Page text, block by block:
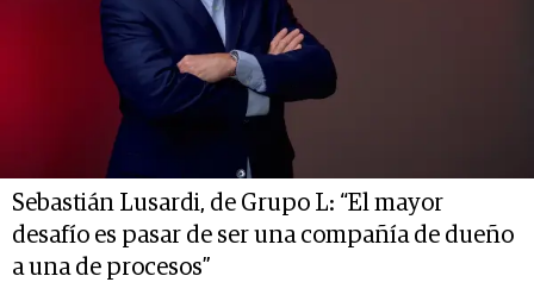
Sebastián Lusardi, de Grupo L: “El mayor
desafío es pasar de ser una compañía de dueño
a una de procesos”